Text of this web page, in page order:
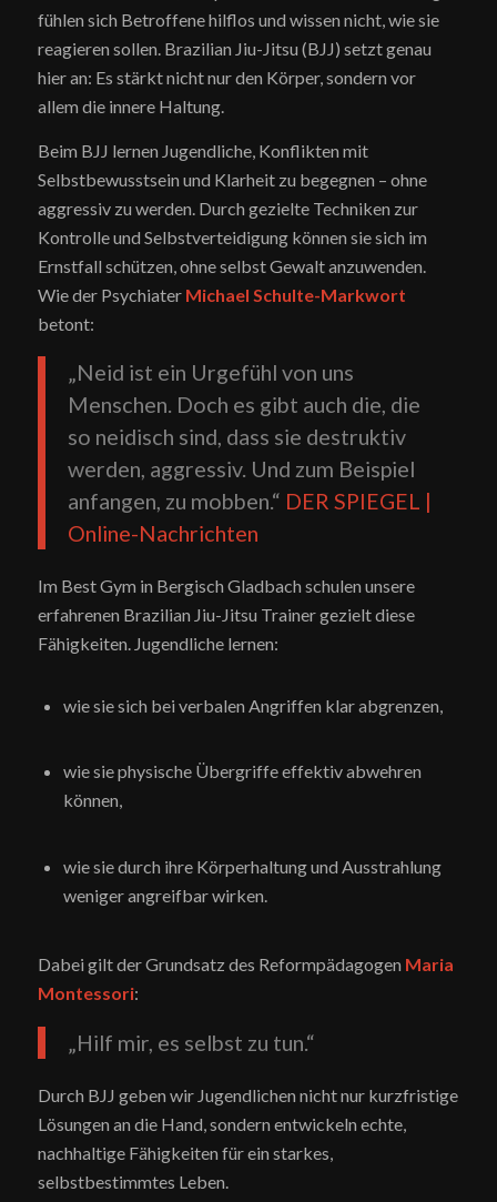
fühlen sich Betroffene hilflos und wissen nicht, wie sie
reagieren sollen. Brazilian Jiu-Jitsu (BJJ) setzt genau
hier an: Es stärkt nicht nur den Körper, sondern vor
allem die innere Haltung.
Beim BJJ lernen Jugendliche, Konflikten mit
Selbstbewusstsein und Klarheit zu begegnen – ohne
aggressiv zu werden. Durch gezielte Techniken zur
Kontrolle und Selbstverteidigung können sie sich im
Ernstfall schützen, ohne selbst Gewalt anzuwenden.
Wie der Psychiater Michael Schulte-Markwort
betont:
„Neid ist ein Urgefühl von uns
Menschen. Doch es gibt auch die, die
so neidisch sind, dass sie destruktiv
werden, aggressiv. Und zum Beispiel
anfangen, zu mobben.“ DER SPIEGEL |
Online-Nachrichten
Im Best Gym in Bergisch Gladbach schulen unsere
erfahrenen Brazilian Jiu-Jitsu Trainer gezielt diese
Fähigkeiten. Jugendliche lernen:
wie sie sich bei verbalen Angriffen klar abgrenzen,
wie sie physische Übergriffe effektiv abwehren
können,
wie sie durch ihre Körperhaltung und Ausstrahlung
weniger angreifbar wirken.
Dabei gilt der Grundsatz des Reformpädagogen Maria
Montessori:
„Hilf mir, es selbst zu tun.“
Durch BJJ geben wir Jugendlichen nicht nur kurzfristige
Lösungen an die Hand, sondern entwickeln echte,
nachhaltige Fähigkeiten für ein starkes,
selbstbestimmtes Leben.